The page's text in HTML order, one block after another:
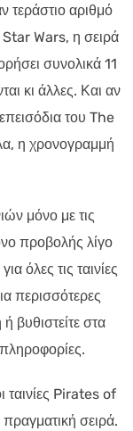
τεράστιο αριθμό
Wars, η σειρά
συνολικά 11
κι άλλες. Και αν
του The
η χρονογραμμή
μόνο με τις
προβολής λίγο
όλες τις ταινίες
περισσότερες
βυθιστείτε στα
ταινίες Pirates of
σειρά.